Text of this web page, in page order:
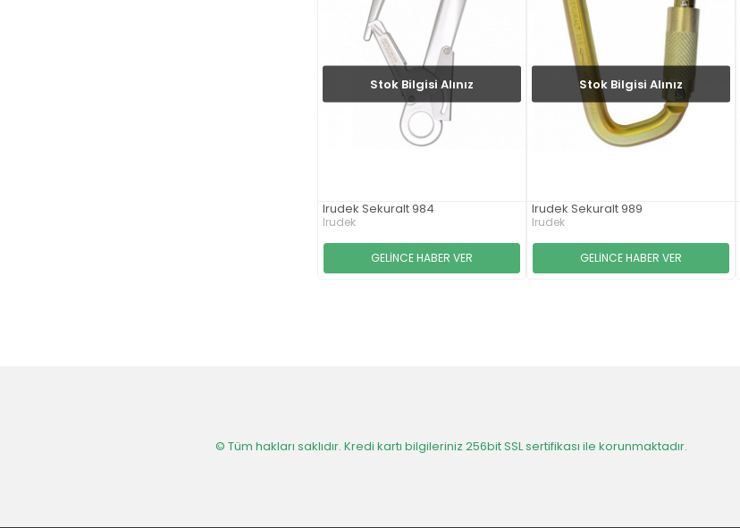
Stok Bilgisi Alınız
Irudek Sekuralt 984
Irudek
GELİNCE HABER VER
Stok Bilgisi Alınız
Irudek Sekuralt 989
Irudek
GELİNCE HABER VER
© Tüm hakları saklıdır. Kredi kartı bilgileriniz 256bit SSL sertifikası ile korunmaktadır.